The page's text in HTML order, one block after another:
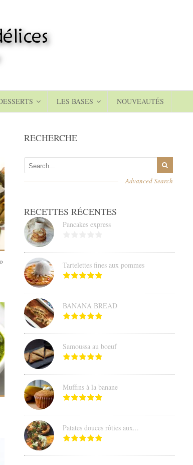
LES BASES NOUVEAUTÉS
RECHERCHE
Advanced Search
RECETTES RÉCENTES
Pancakes express
Tartelettes fines aux pommes
BANANA BREAD
Samoussa au boeuf
Muffins à la banane
Patates douces rôties aux...